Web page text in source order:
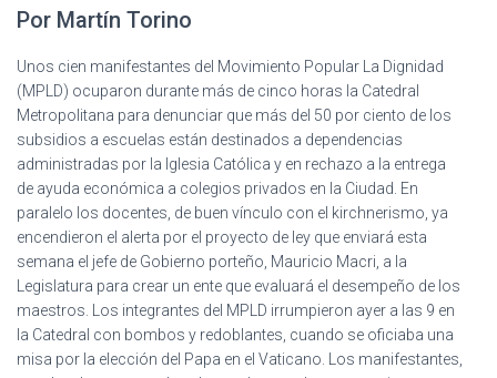
Por Martín Torino
Unos cien manifestantes del Movimiento Popular La Dignidad
(MPLD) ocuparon durante más de cinco horas la Catedral
Metropolitana para denunciar que más del 50 por ciento de los
subsidios a escuelas están destinados a dependencias
administradas por la Iglesia Católica y en rechazo a la entrega
de ayuda económica a colegios privados en la Ciudad. En
paralelo los docentes, de buen vínculo con el kirchnerismo, ya
encendieron el alerta por el proyecto de ley que enviará esta
semana el jefe de Gobierno porteño, Mauricio Macri, a la
Legislatura para crear un ente que evaluará el desempeño de los
maestros. Los integrantes del MPLD irrumpieron ayer a las 9 en
la Catedral con bombos y redoblantes, cuando se oficiaba una
misa por la elección del Papa en el Vaticano. Los manifestantes,